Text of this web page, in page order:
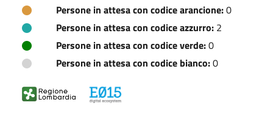
Persone in attesa con codice arancione:0
Persone in attesa con codice azzurro: 2
Persone in attesa con codice verde:0
Persone in attesa con codice bianco:0